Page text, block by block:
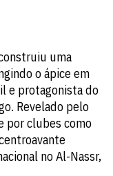
uma
o ápice em
e protagonista do
Revelado pelo
por clubes como
no Al-Nassr,